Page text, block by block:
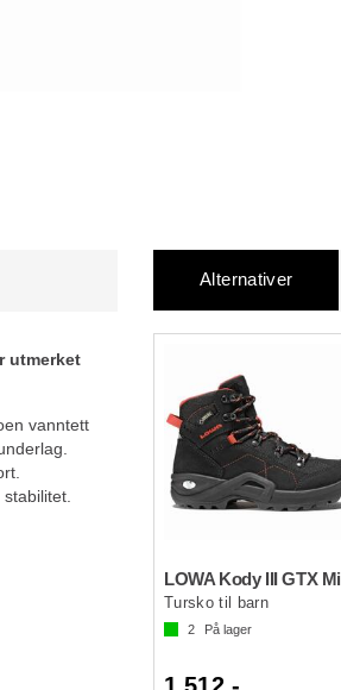
utmerket
vanntett
Alternativer
Tursko til barn
2 På lager